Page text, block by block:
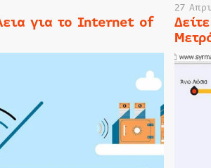
για το Internet of
27